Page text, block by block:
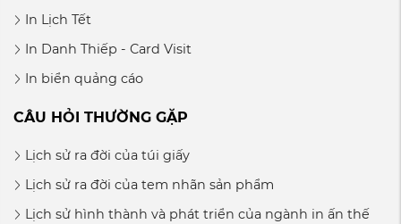
In Lịch Tết
In Danh Thiếp - Card Visit
In biển quảng cáo
CÂU HỎI THƯỜNG GẶP
Lịch sử ra đời của túi giấy
Lịch sử ra đời của tem nhãn sản phẩm
Lịch sử hình thành và phát triển của ngành in ấn thế